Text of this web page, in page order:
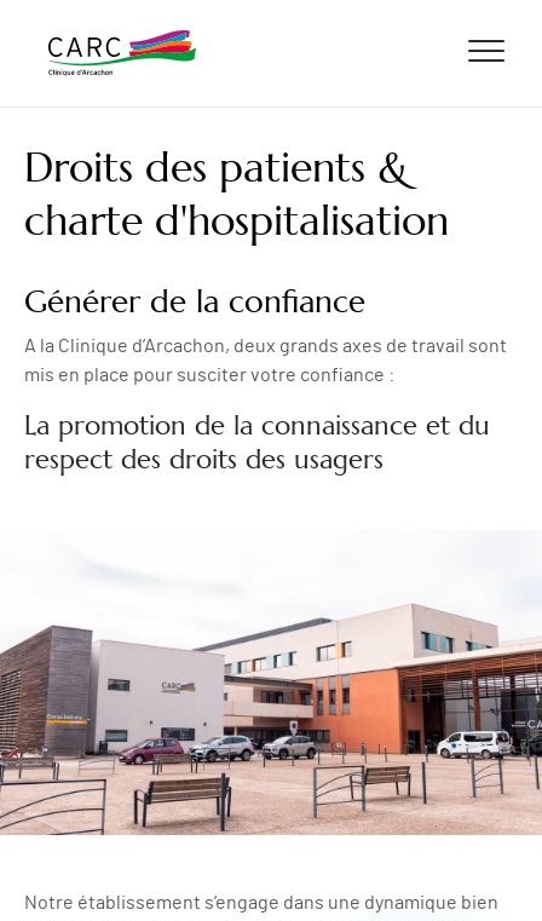
Droits des patients &
charte d'hospitalisation
Générer de la confiance
A la Clinique d’Arcachon, deux grands axes de travail sont
mis en place pour susciter votre confiance :
La promotion de la connaissance et du
respect des droits des usagers
Notre établissement s’engage dans une dynamique bien